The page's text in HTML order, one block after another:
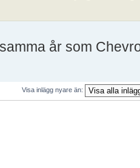
år som
Visa inlägg nyare än: